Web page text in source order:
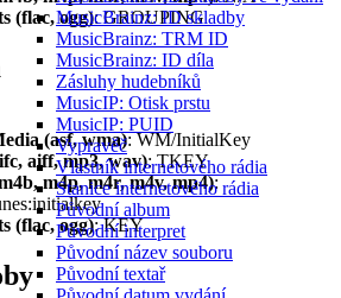
MusicBrainz: ID skladby
MusicBrainz: TRM ID
MusicBrainz: ID díla
Zásluhy hudebníků
MusicIP: Otisk prstu
MusicIP: PUID
Vypravěč
Vlastník internetového rádia
Stanice internetového rádia
Původní album
Původní interpret
Původní název souboru
Původní textař
(flac, ogg): GROUPING
(asf, wma): WM/InitialKey
aiff, mp3, wav): TKEY
m4p, m4r, m4v, mp4):
(flac, ogg): KEY